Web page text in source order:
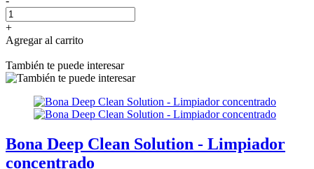
+
Agregar al carrito
También te puede interesar
Bona Deep Clean Solution - Limpiador
concentrado